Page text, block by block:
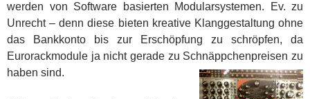
werden von Software basierten Modularsystemen. Ev. zu
Unrecht – denn diese bieten kreative Klanggestaltung ohne
das Bankkonto bis zur Erschöpfung zu schröpfen, da
Eurorackmodule ja nicht gerade zu Schnäppchenpreisen zu
haben sind.